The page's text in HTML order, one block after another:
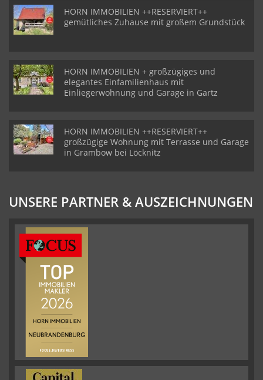
HORN IMMOBILIEN ++RESERVIERT++
gemütliches Zuhause mit großem Grundstück
HORN IMMOBILIEN + großzügiges und
elegantes Einfamilienhaus mit
Einliegerwohnung und Garage in Gartz
HORN IMMOBILIEN ++RESERVIERT++
großzügige Wohnung mit Terrasse und Garage
in Grambow bei Löcknitz
UNSERE PARTNER & AUSZEICHNUNGEN